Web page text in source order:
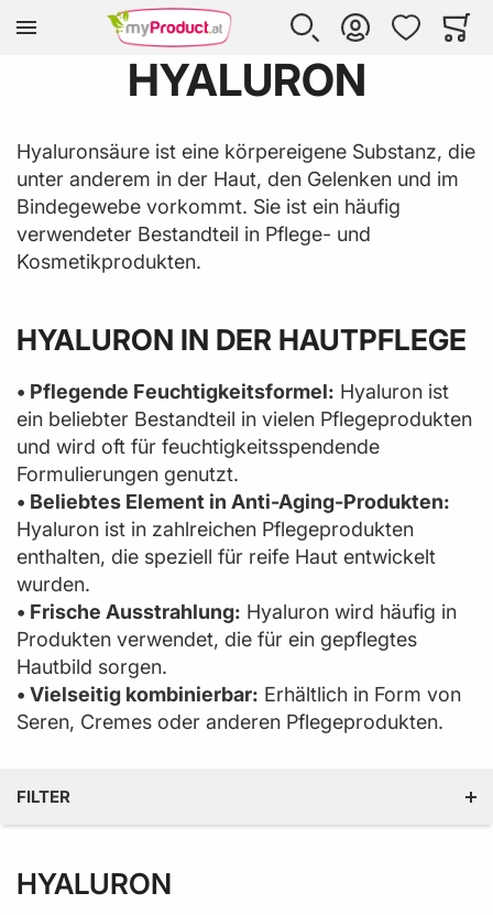
Zur Homepage
SUCHE
KONTO WUNSCHLISTE
HYALURON
Hyaluronsäure ist eine körpereigene Substanz, die
unter anderem in der Haut, den Gelenken und im
Bindegewebe vorkommt. Sie ist ein häufig
verwendeter Bestandteil in Pflege- und
Kosmetikprodukten.
HYALURON IN DER HAUTPFLEGE
• Pflegende Feuchtigkeitsformel: Hyaluron ist
ein beliebter Bestandteil in vielen Pflegeprodukten
und wird oft für feuchtigkeitsspendende
Formulierungen genutzt.
• Beliebtes Element in Anti-Aging-Produkten:
Hyaluron ist in zahlreichen Pflegeprodukten
enthalten, die speziell für reife Haut entwickelt
wurden.
• Frische Ausstrahlung: Hyaluron wird häufig in
Produkten verwendet, die für ein gepflegtes
Hautbild sorgen.
• Vielseitig kombinierbar: Erhältlich in Form von
Seren, Cremes oder anderen Pflegeprodukten.
FILTER
HYALURON